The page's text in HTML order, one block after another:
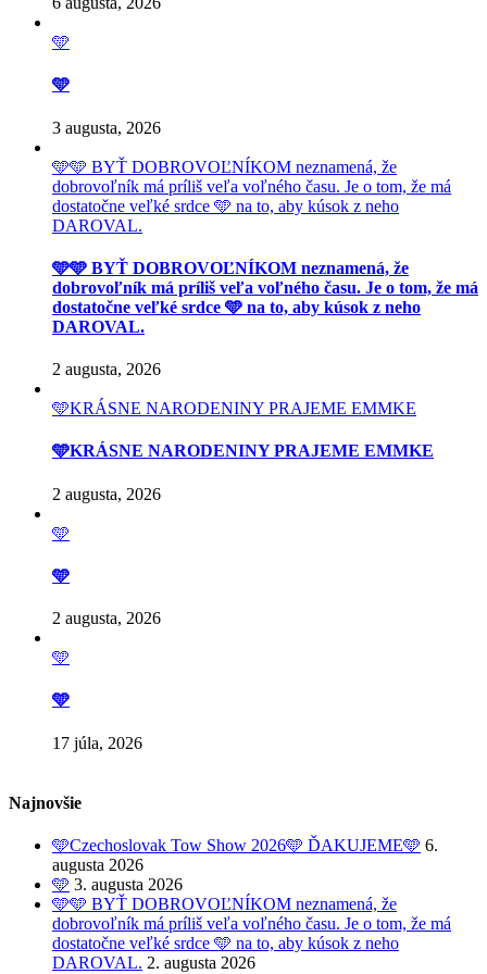
🩵
🩵
3 augusta, 2026
🩵🩵 BYŤ DOBROVOĽNÍKOM neznamená, že
dobrovoľník má príliš veľa voľného času. Je o tom, že má
dostatočne veľké srdce 🩵 na to, aby kúsok z neho
DAROVAL.
🩵🩵 BYŤ DOBROVOĽNÍKOM neznamená, že
dobrovoľník má príliš veľa voľného času. Je o tom, že má
dostatočne veľké srdce 🩵 na to, aby kúsok z neho
DAROVAL.
2 augusta, 2026
🩵KRÁSNE NARODENINY PRAJEME EMMKE
🩵KRÁSNE NARODENINY PRAJEME EMMKE
2 augusta, 2026
🩵
🩵
2 augusta, 2026
🩵
🩵
17 júla, 2026
Najnovšie
🩵Czechoslovak Tow Show 2026🩵 ĎAKUJEME🩵 6.
augusta 2026
🩵 3. augusta 2026
🩵🩵 BYŤ DOBROVOĽNÍKOM neznamená, že
dobrovoľník má príliš veľa voľného času. Je o tom, že má
dostatočne veľké srdce 🩵 na to, aby kúsok z neho
DAROVAL. 2. augusta 2026